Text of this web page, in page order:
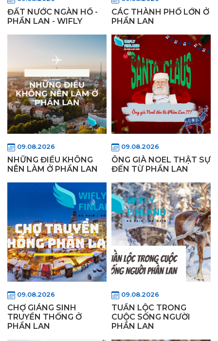
ĐẤT NƯỚC NGÀN HỒ -
PHẦN LAN - WIFLY
CÁC THÀNH PHỐ LỚN Ở
PHẦN LAN
09.08.2026
NHỮNG ĐIỀU KHÔNG
NÊN LÀM Ở PHẦN LAN
09.08.2026
ÔNG GIÀ NOEL THẬT SỰ
ĐẾN TỪ PHẦN LAN
09.08.2026
CHỢ GIÁNG SINH
TRUYỀN THỐNG Ở
PHẦN LAN
09.08.2026
TUẦN LỘC TRONG
CUỘC SỐNG NGƯỜI
PHẦN LAN